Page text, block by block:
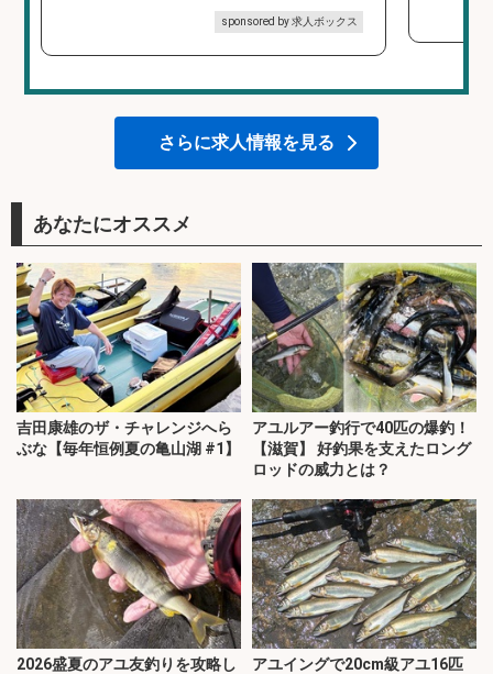
sponsored by 求人ボックス
さらに求人情報を見る
あなたにオススメ
吉田康雄のザ・チャレンジへら
ぶな【毎年恒例夏の亀山湖 #1】
アユルアー釣行で40匹の爆釣！
【滋賀】 好釣果を支えたロング
ロッドの威力とは？
2026盛夏のアユ友釣りを攻略し
アユイングで20cm級アユ16匹